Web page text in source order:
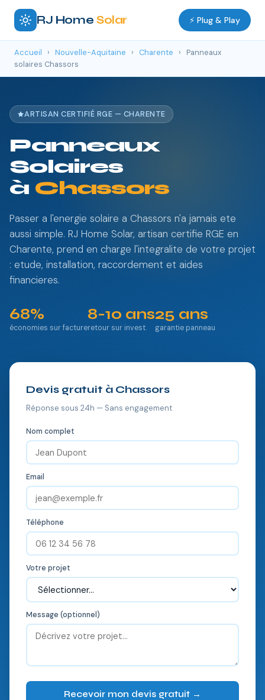
RJ Home Solar ⚡ Plug & Play
Accueil › Nouvelle-Aquitaine › Charente ›
Panneaux
solaires Chassors
ARTISAN CERTIFIÉ RGE — CHARENTE
Panneaux
Solaires
à Chassors
Passer a l'energie solaire a Chassors n'a jamais ete
aussi simple. RJ Home Solar, artisan certifie RGE en
Charente, prend en charge l'integralite de votre projet
: etude, installation, raccordement et aides
financieres.
68%
économies sur facture
8-10 ans
retour sur invest.
25 ans
garantie panneau
Devis gratuit à Chassors
Réponse sous 24h — Sans engagement
Nom complet
Email
Téléphone
Votre projet
Message (optionnel)
Recevoir mon devis gratuit →